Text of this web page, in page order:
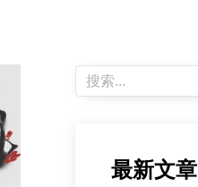
最新文章